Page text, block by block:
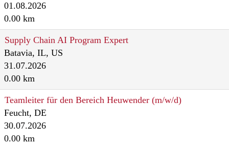
01.08.2026
0.00 km
Supply Chain AI Program Expert
Batavia, IL, US
31.07.2026
0.00 km
Teamleiter für den Bereich Heuwender (m/w/d)
Feucht, DE
30.07.2026
0.00 km